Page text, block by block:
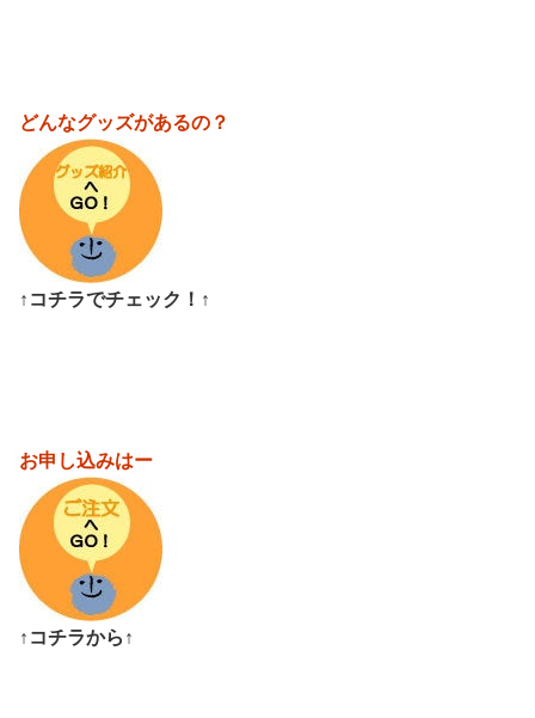
どんなグッズがあるの？
↑コチラでチェック！↑
お申し込みはー
↑コチラから↑